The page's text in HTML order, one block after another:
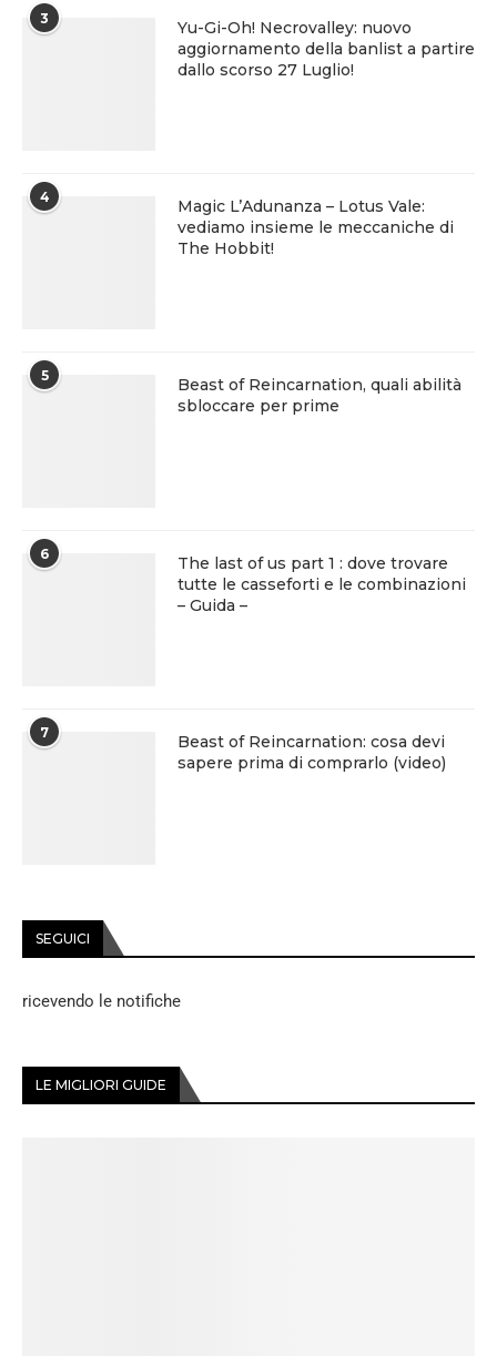
3
Yu-Gi-Oh! Necrovalley: nuovo
aggiornamento della banlist a partire
dallo scorso 27 Luglio!
4
Magic L’Adunanza – Lotus Vale:
vediamo insieme le meccaniche di
The Hobbit!
5
Beast of Reincarnation, quali abilità
sbloccare per prime
6
The last of us part 1 : dove trovare
tutte le casseforti e le combinazioni
– Guida –
7
Beast of Reincarnation: cosa devi
sapere prima di comprarlo (video)
SEGUICI
ricevendo le notifiche
LE MIGLIORI GUIDE